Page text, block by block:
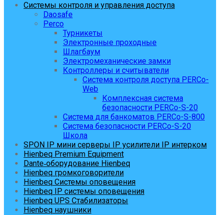
Системы контроля и управления доступа
Daosafe
Perco
Турникеты
Электронные проходные
Шлагбаум
Электромеханические замки
Контроллеры и считыватели
Система контроля доступа PERCo-
Web
Комплексная система
безопасности PERCo-S-20
Система для банкоматов PERCo-S-800
Система безопасности PERCo-S-20
Школа
SPON IP мини серверы IP усилители IP интерком
Hienbeq Premium Equipment
Dante‑оборудование Hienbeq
Hienbeq громкоговорители
Hienbeq Системы оповещения
Hienbeq IP системы оповещения
Hienbeq UPS Стабилизаторы
Hienbeq наушники